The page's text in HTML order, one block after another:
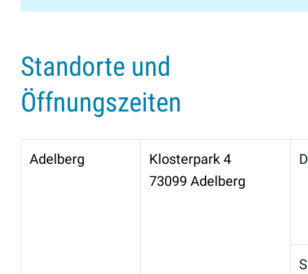
Standorte und
Öffnungszeiten
Adelberg
Klosterpark 4
73099 Adelberg